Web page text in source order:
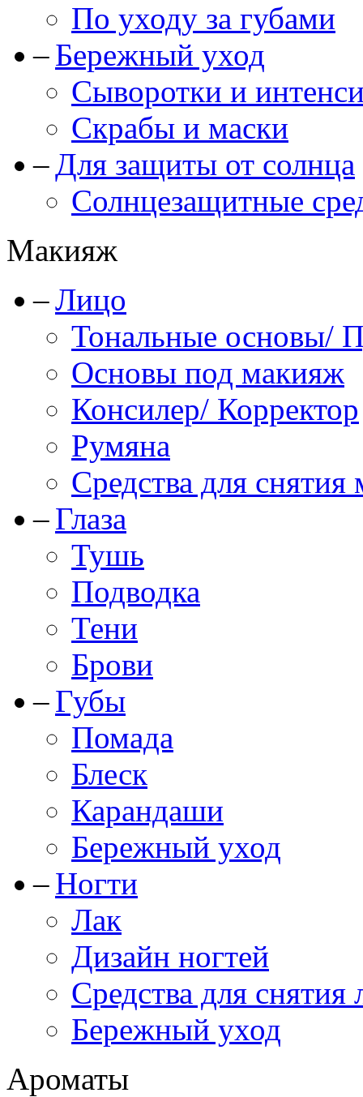
По уходу за губами
Бережный уход
Сыворотки и
Скрабы и маски
Для защиты от солнца
Солнцезащитные
Макияж
Лицо
Тональные основы/
Основы под макияж
Консилер/ Корректор
Румяна
Средства для снятия
Глаза
Тушь
Подводка
Тени
Брови
Губы
Помада
Блеск
Карандаши
Бережный уход
Ногти
Лак
Дизайн ногтей
Средства для снятия
Бережный уход
Ароматы